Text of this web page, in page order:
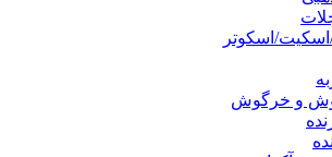
اسکوتر
و خرگوش